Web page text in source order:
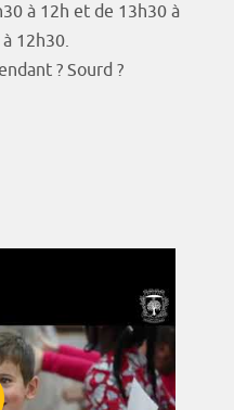
à 12h et de 13h30 à
12h30.
? Sourd ?